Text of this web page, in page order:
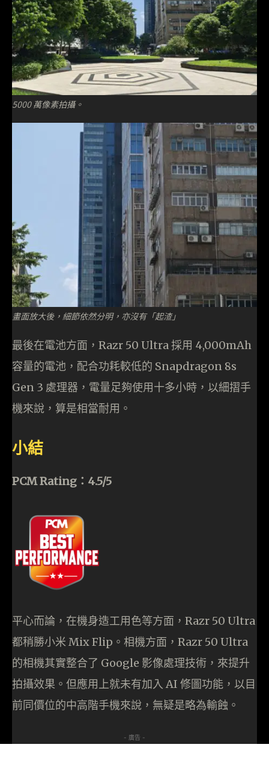
5000 萬像素拍攝。
畫面放大後，細節依然分明，亦沒有「起渣」
最後在電池方面，Razr 50 Ultra 採用 4,000mAh
容量的電池，配合功耗較低的 Snapdragon 8s
Gen 3 處理器，電量足夠使用十多小時，以細摺手
機來說，算是相當耐用。
小結
PCM Rating：4.5/5
平心而論，在機身造工用色等方面，Razr 50 Ultra
都稍勝小米 Mix Flip。相機方面，Razr 50 Ultra
的相機其實整合了 Google 影像處理技術，來提升
拍攝效果。但應用上就未有加入 AI 修圖功能，以目
前同價位的中高階手機來說，無疑是略為輸蝕。
- 廣告 -